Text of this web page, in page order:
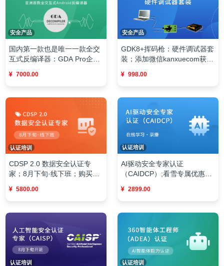
安全产品
国内第一款也是唯一一款全交
互式反编译器：GDA Pro企业
7000.00
安全产品
GDK8+挥码枪：硬件调试器套
装；添加微信kanxuecom获取
998.00
认证培训
CDSP 2.0 数据安全认证专
家；8月下旬·线下班；购买后
接培训事宜
5800.00
认证培训
AI驱动安全专家认证
（CAIDCP）;看雪专属优惠
证书有效期3年
2899.00
认证培训 认证培训